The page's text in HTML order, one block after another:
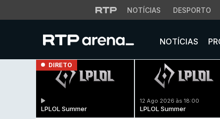
NOTÍCIAS DESPORTO
NOTÍCIAS
DIRETO
LPLOL Summer
12 Ago 2026 às 18:00
LPLOL Summer